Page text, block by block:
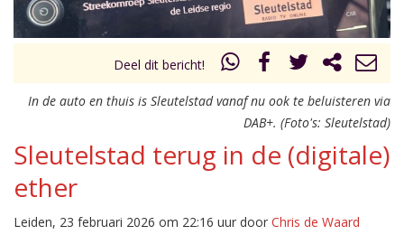
Deel dit bericht!
In de auto en thuis is Sleutelstad vanaf nu ook te beluisteren via
DAB+. (Foto's: Sleutelstad)
Sleutelstad terug in de (digitale)
ether
Leiden, 23 februari 2026 om 22:16 uur door Chris de Waard